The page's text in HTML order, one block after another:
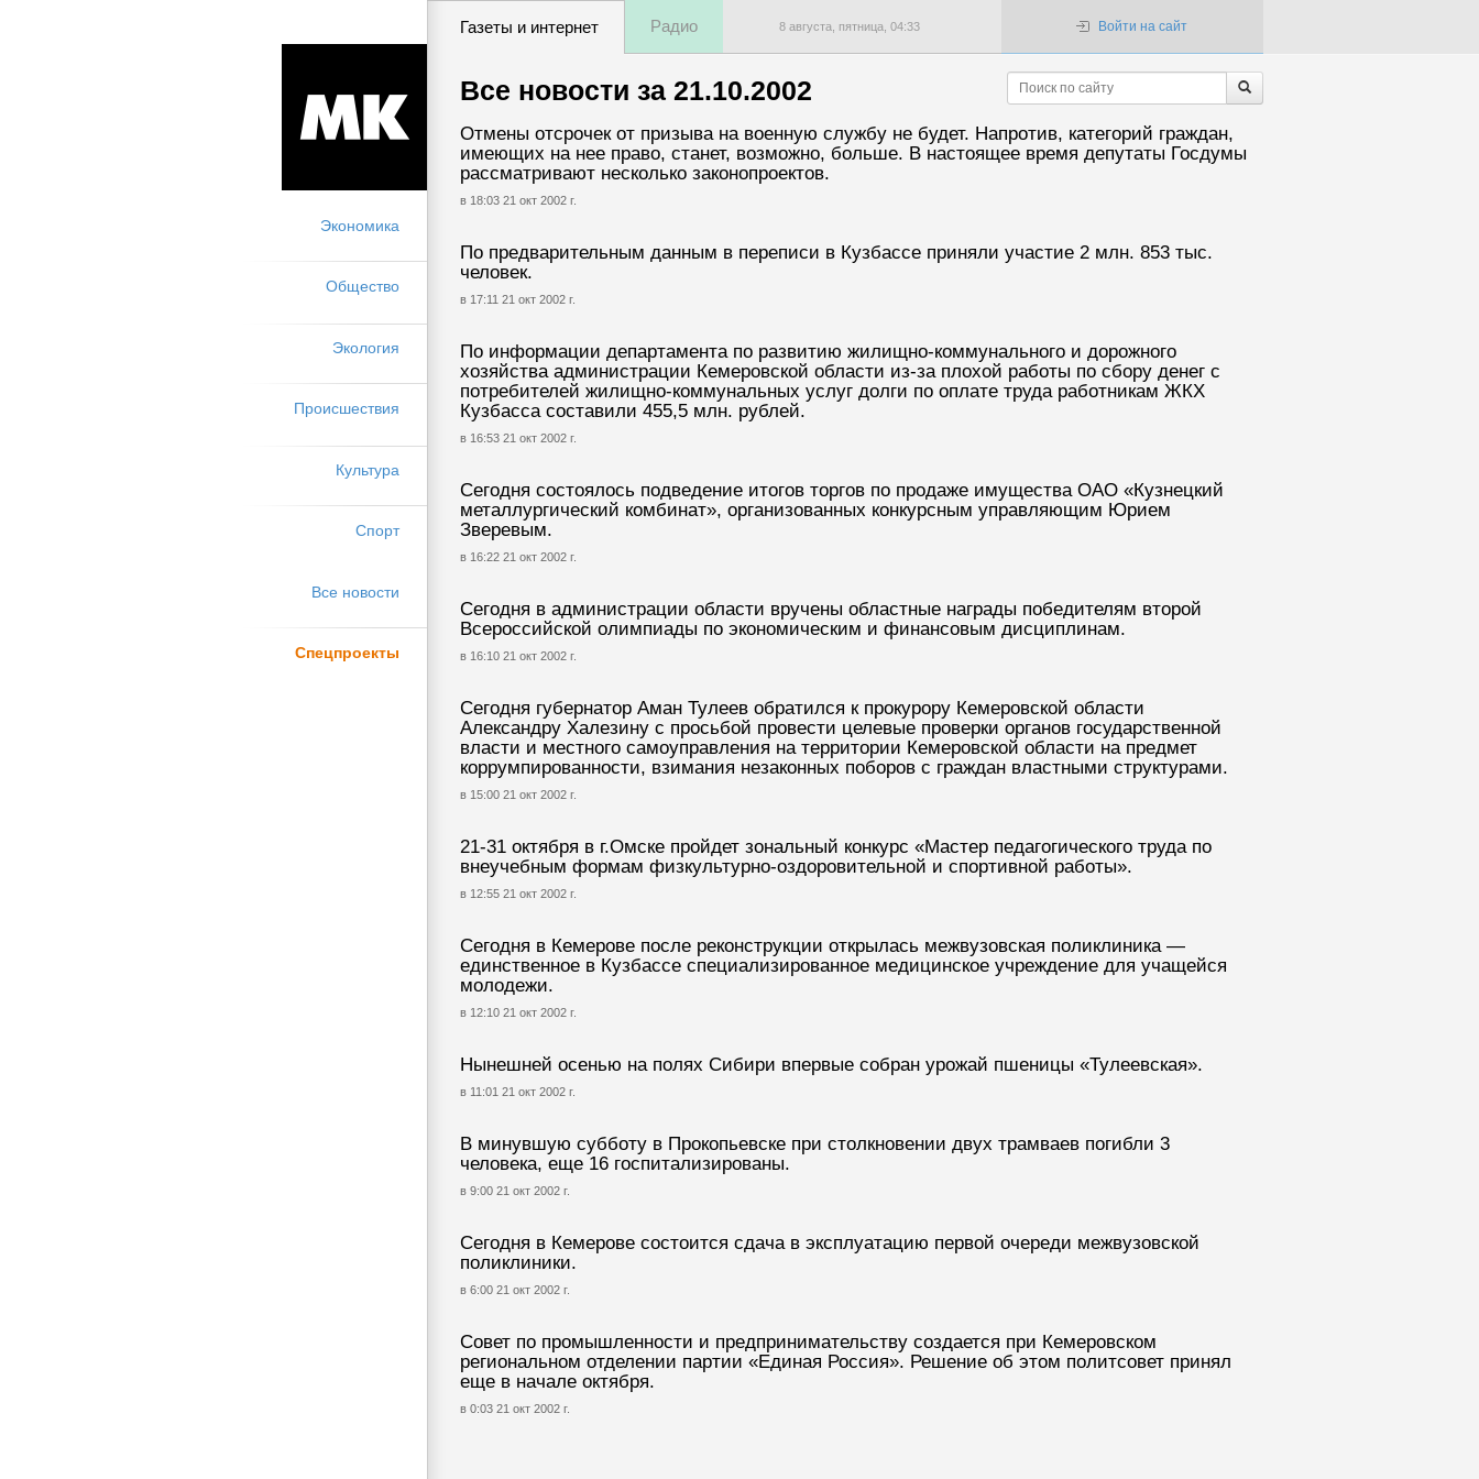
Экономика
Общество
Экология
Происшествия
Культура
Спорт
Все новости
Спецпроекты
Газеты и интернет Радио 8 августа, пятница, 04:33 Войти на сайт
Все новости за 21.10.2002
Отмены отсрочек от призыва на военную службу не будет. Напротив, категорий граждан,
имеющих на нее право, станет, возможно, больше. В настоящее время депутаты Госдумы
рассматривают несколько законопроектов.
в 18:03 21 окт 2002 г.
По предварительным данным в переписи в Кузбассе приняли участие 2 млн. 853 тыс.
человек.
в 17:11 21 окт 2002 г.
По информации департамента по развитию жилищно-коммунального и дорожного
хозяйства администрации Кемеровской области из-за плохой работы по сбору денег с
потребителей жилищно-коммунальных услуг долги по оплате труда работникам ЖКХ
Кузбасса составили 455,5 млн. рублей.
в 16:53 21 окт 2002 г.
Сегодня состоялось подведение итогов торгов по продаже имущества ОАО «Кузнецкий
металлургический комбинат», организованных конкурсным управляющим Юрием
Зверевым.
в 16:22 21 окт 2002 г.
Сегодня в администрации области вручены областные награды победителям второй
Всероссийской олимпиады по экономическим и финансовым дисциплинам.
в 16:10 21 окт 2002 г.
Сегодня губернатор Аман Тулеев обратился к прокурору Кемеровской области
Александру Халезину с просьбой провести целевые проверки органов государственной
власти и местного самоуправления на территории Кемеровской области на предмет
коррумпированности, взимания незаконных поборов с граждан властными структурами.
в 15:00 21 окт 2002 г.
21-31 октября в г.Омске пройдет зональный конкурс «Мастер педагогического труда по
внеучебным формам физкультурно-оздоровительной и спортивной работы».
в 12:55 21 окт 2002 г.
Сегодня в Кемерове после реконструкции открылась межвузовская поликлиника —
единственное в Кузбассе специализированное медицинское учреждение для учащейся
молодежи.
в 12:10 21 окт 2002 г.
Нынешней осенью на полях Сибири впервые собран урожай пшеницы «Тулеевская».
в 11:01 21 окт 2002 г.
В минувшую субботу в Прокопьевске при столкновении двух трамваев погибли 3
человека, еще 16 госпитализированы.
в 9:00 21 окт 2002 г.
Сегодня в Кемерове состоится сдача в эксплуатацию первой очереди межвузовской
поликлиники.
в 6:00 21 окт 2002 г.
Совет по промышленности и предпринимательству создается при Кемеровском
региональном отделении партии «Единая Россия». Решение об этом политсовет принял
еще в начале октября.
в 0:03 21 окт 2002 г.